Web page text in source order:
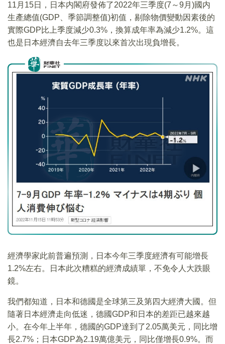
11月15日，日本内閣府發佈了2022年三季度(7～9月)國内
生產總值(GDP、季節調整值)初值，剔除物價變動因素後的
實際GDP比上季度減少0.3%，換算成年率為減少1.2%。這
也是日本經濟自去年三季度以來首次出現負增長。
經濟學家此前普遍預測，日本今年三季度經濟有可能增長
1.2%左右。日本此次糟糕的經濟成績單，不免令人大跌眼
鏡。
我們都知道，日本和德國是全球第三及第四大經濟大國。但
隨著日本經濟走向低迷，德國GDP和日本的差距已越來越
小。在今年上半年，德國的GDP達到了2.05萬美元，同比增
長2.7%；日本GDP為2.19萬億美元，同比僅增長0.9%。而